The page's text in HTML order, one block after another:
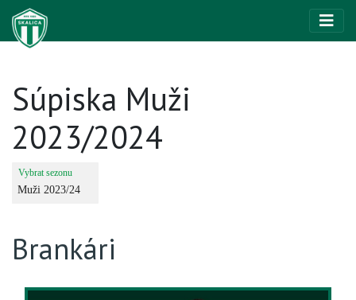
Súpiska Muži
2023/2024
Brankári